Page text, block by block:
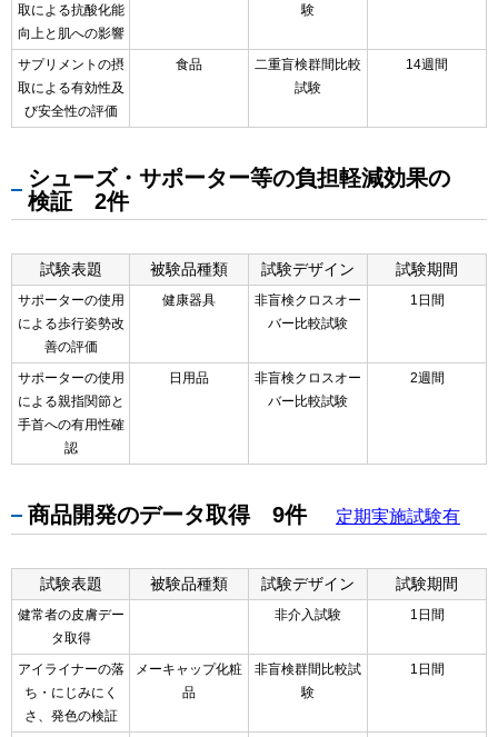
取による抗酸化能
向上と肌への影響
験
サプリメントの摂
取による有効性及
び安全性の評価
食品
二重盲検群間比較
試験
14週間
シューズ・サポーター等の負担軽減効果の
検証 2件
試験表題 被験品種類 試験デザイン 試験期間
サポーターの使用
による歩行姿勢改
善の評価
健康器具
非盲検クロスオー
バー比較試験
1日間
サポーターの使用
による親指関節と
手首への有用性確
認
日用品
非盲検クロスオー
バー比較試験
2週間
商品開発のデータ取得 9件 定期実施試験有
試験表題 被験品種類 試験デザイン 試験期間
健常者の皮膚デー
タ取得
非介入試験 1日間
アイライナーの落
ち・にじみにく
さ、発色の検証
メーキャップ化粧
品
非盲検群間比較試
験
1日間